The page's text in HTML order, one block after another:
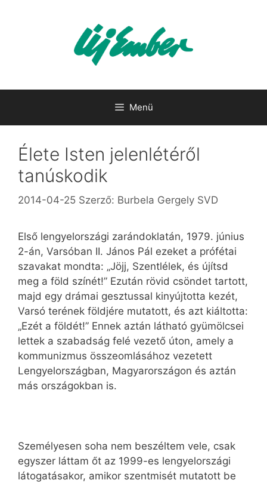
Menü
Élete Isten jelenlétéről
tanúskodik
2014-04-25 Szerző: Burbela Gergely SVD
Első lengyelországi zarándoklatán, 1979. június
2-án, Varsóban II. János Pál ezeket a prófétai
szavakat mondta: „Jöjj, Szentlélek, és újítsd
meg a föld színét!” Ezután rövid csöndet tartott,
majd egy drámai gesztussal kinyújtotta kezét,
Varsó terének földjére mutatott, és azt kiáltotta:
„Ezét a földét!” Ennek aztán látható gyümölcsei
lettek a szabadság felé vezető úton, amely a
kommunizmus összeomlásához vezetett
Lengyelországban, Magyarországon és aztán
más országokban is.
Személyesen soha nem beszéltem vele, csak
egyszer láttam őt az 1999-es lengyelországi
látogatásakor, amikor szentmisét mutatott be